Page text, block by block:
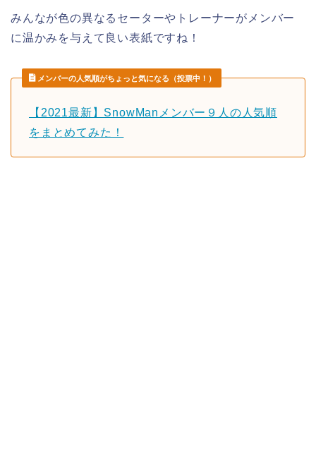
みんなが色の異なるセーターやトレーナーがメンバー
に温かみを与えて良い表紙ですね！
メンバーの人気順がちょっと気になる（投票中！）
【2021最新】SnowManメンバー９人の人気順
をまとめてみた！